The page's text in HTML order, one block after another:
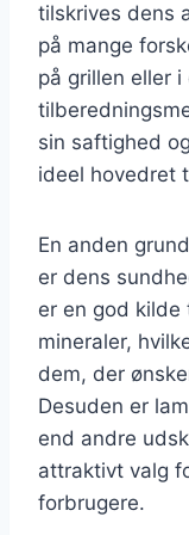
tilskrives dens
på mange
på grillen eller
sin saftighed
ideel hovedret
En anden
er dens
er en god kilde
mineraler,
dem, der
Desuden er
end andre
attraktivt valg
forbrugere.